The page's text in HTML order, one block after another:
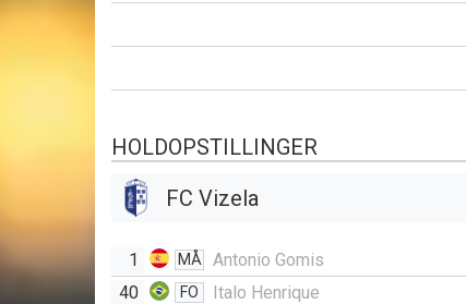
HOLDOPSTILLINGER
FC Vizela
1 MÅ
Antonio Gomis
40
FO
Italo Henrique